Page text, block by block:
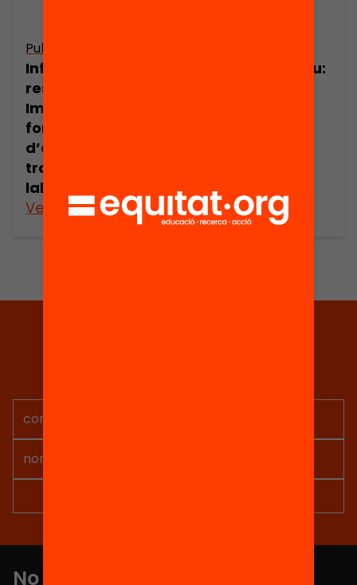
Publicació
Informe de
resultats:
Impacte de la
formació
d’adults en les
trajectòries
laborals
Veure’n més
Resum executiu:
Veure’n més
No et perdis res